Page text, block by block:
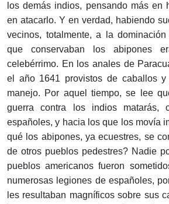
los demás indios, pensando más en
en atacarlo. Y en verdad, habiendo
vecinos, totalmente, a la
que conservaban los abipones
celebérrimo. En los anales de
el año 1641 provistos de caballos
manejo. Por aquel tiempo, se lee
guerra contra los indios matarás,
españoles, y hacia los que los movía
qué los abipones, ya ecuestres, se
de otros pueblos pedestres? Nadie
pueblos americanos fueron
numerosas legiones de españoles,
les resultaban magníficos sobre sus